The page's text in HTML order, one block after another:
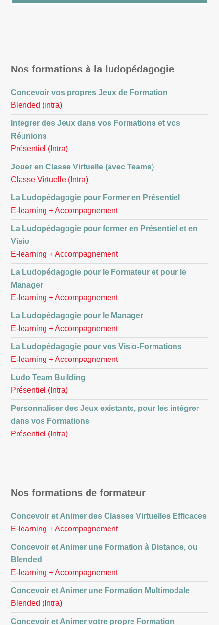
Nos formations à la ludopédagogie
Concevoir vos propres Jeux de Formation
Blended (intra)
Intégrer des Jeux dans vos Formations et vos
Réunions
Présentiel (Intra)
Jouer en Classe Virtuelle (avec Teams)
Classe Virtuelle (Intra)
La Ludopédagogie pour Former en Présentiel
E-learning + Accompagnement
La Ludopédagogie pour former en Présentiel et en
Visio
E-learning + Accompagnement
La Ludopédagogie pour le Formateur et pour le
Manager
E-learning + Accompagnement
La Ludopédagogie pour le Manager
E-learning + Accompagnement
La Ludopédagogie pour vos Visio-Formations
E-learning + Accompagnement
Ludo Team Building
Présentiel (Intra)
Personnaliser des Jeux existants, pour les intégrer
dans vos Formations
Présentiel (Intra)
Nos formations de formateur
Concevoir et Animer des Classes Virtuelles Efficaces
E-learning + Accompagnement
Concevoir et Animer une Formation à Distance, ou
Blended
E-learning + Accompagnement
Concevoir et Animer une Formation Multimodale
Blended (Intra)
Concevoir et Animer votre propre Formation